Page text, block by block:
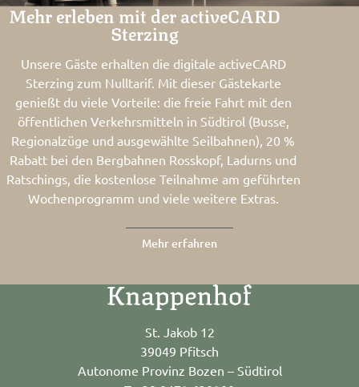
Mehr erleben mit der activeCARD
Sterzing
Unsere Gäste erhalten die digitale activeCARD
Sterzing zum Nulltarif. Mit dieser Gästekarte
genießt du viele Vorteile: die freie Fahrt mit den
öffentlichen Verkehrsmitteln in Südtirol (Busse,
Regionalzüge und ausgewählte Seilbahnen), 20 %
Rabatt bei den Bergbahnen Rosskopf, Ladurns und
Ratschings, die kostenlose Teilnahme am geführten
Wochenprogramm und viele weitere Extras.
Mehr erfahren
St. Jakob 12
39049 Pfitsch
Autonome Provinz Bozen – Südtirol